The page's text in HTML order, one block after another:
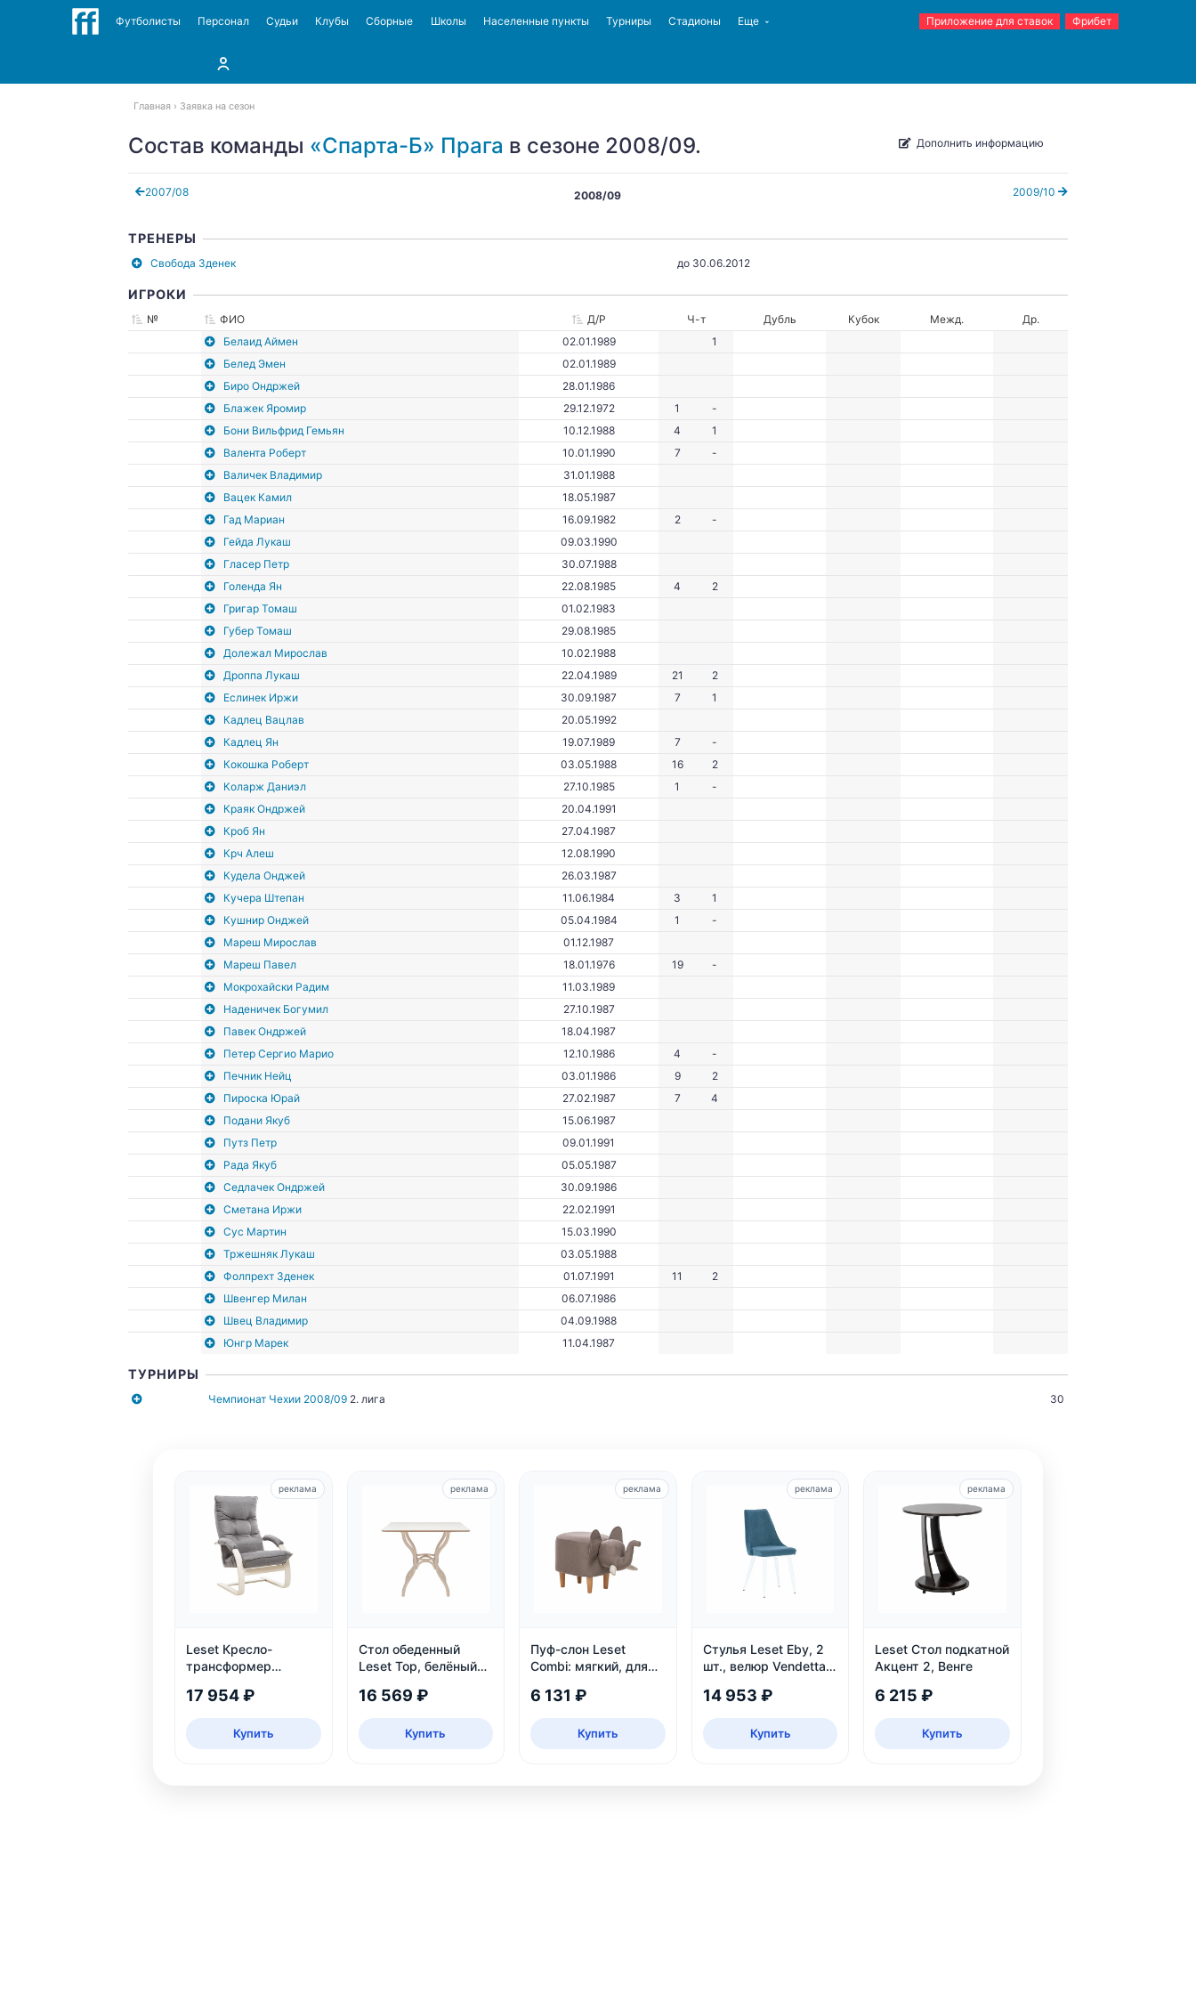
Футболисты Персонал Судьи Клубы Сборные Школы Населенные пункты Турниры Стадионы Еще Приложение для ставок Фрибет
Главная Заявка на сезон
Состав команды «Спарта-Б» Прага в сезоне 2008/09. Дополнить информацию
2007/08 2009/10
2008/09
ТРЕНЕРЫ
Свобода Зденек до 30.06.2012
ИГРОКИ
№ ФИО Д/Р Ч-т Дубль Кубок Межд.
Др.
Белаид Аймен
02.01.1989
1
Белед Эмен
02.01.1989
Биро Ондржей
28.01.1986
Блажек Яромир
29.12.1972 1
-
Бони Вильфрид Гемьян
10.12.1988 4
1
Валента Роберт
10.01.1990 7
-
Валичек Владимир
31.01.1988
Вацек Камил
18.05.1987
Гад Мариан
16.09.1982 2
-
Гейда Лукаш
09.03.1990
Гласер Петр
30.07.1988
Голенда Ян
22.08.1985 4
2
Григар Томаш
01.02.1983
Губер Томаш
29.08.1985
Долежал Мирослав
10.02.1988
Дроппа Лукаш
22.04.1989 21
2
Еслинек Иржи
30.09.1987 7
1
Кадлец Вацлав
20.05.1992
Кадлец Ян
19.07.1989 7
-
Кокошка Роберт
03.05.1988 16
2
Коларж Даниэл
27.10.1985 1
-
Краяк Ондржей
20.04.1991
Кроб Ян
27.04.1987
Крч Алеш
12.08.1990
Кудела Онджей
26.03.1987
Кучера Штепан
11.06.1984 3
1
Кушнир Онджей
05.04.1984 1
-
Мареш Мирослав
01.12.1987
Мареш Павел
18.01.1976 19
-
Мокрохайски Радим
11.03.1989
Наденичек Богумил
27.10.1987
Павек Ондржей
18.04.1987
Петер Сергио Марио
12.10.1986 4
-
Печник Нейц
03.01.1986 9
2
Пироска Юрай
27.02.1987 7
4
Подани Якуб
15.06.1987
Путз Петр
09.01.1991
Рада Якуб
05.05.1987
Седлачек Ондржей
30.09.1986
Сметана Иржи
22.02.1991
Сус Мартин
15.03.1990
Тржешняк Лукаш
03.05.1988
Фолпрехт Зденек
01.07.1991 11
2
Швенгер Милан
06.07.1986
Швец Владимир
04.09.1988
Юнгр Марек
11.04.1987
ТУРНИРЫ
Чемпионат Чехии 2008/092. лига 30
Leset Кресло-
трансформер
кость
17 954 ₽
Купить
реклама
Стол обеденный
Leset Тор, белёный
16 569 ₽
Купить
реклама
Пуф-слон Leset
Combi: мягкий, для
белый и серый
6 131 ₽
Купить
реклама
Стулья Leset Eby, 2
шт., велюр Vendetta
14 953 ₽
Купить
реклама
Leset Стол подкатной
Акцент 2, Венге
6 215 ₽
Купить
реклама